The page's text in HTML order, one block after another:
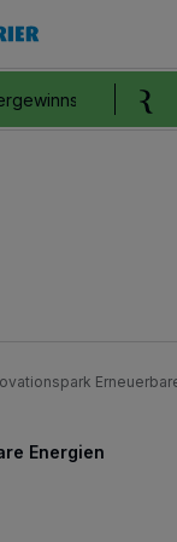
Energien